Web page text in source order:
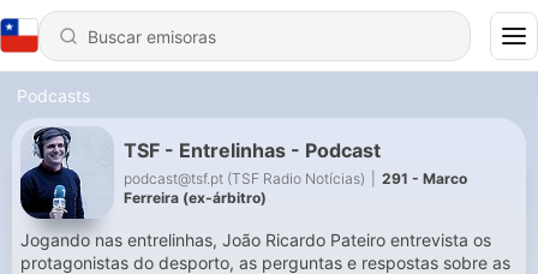
Podcasts
TSF - Entrelinhas - Podcast
podcast@tsf.pt (TSF Radio Notícias)
291 - Marco
Ferreira (ex-árbitro)
Jogando nas entrelinhas, João Ricardo Pateiro entrevista os
protagonistas do desporto, as perguntas e respostas sobre as